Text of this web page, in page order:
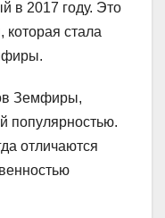
в 2017 году. Это
которая стала
Земфиры,
популярностью.
отличаются